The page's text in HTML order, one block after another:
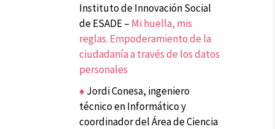
Instituto de Innovación Social
de ESADE – Mi huella, mis
reglas. Empoderamiento de la
ciudadanía a través de los datos
personales
♦ Jordi Conesa, ingeniero
técnico en Informático y
coordinador del Área de Ciencia